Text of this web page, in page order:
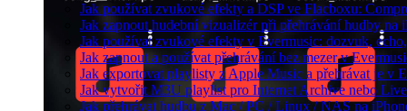
Jak používat zvukové efekty a DSP ve Flacboxu:
Jak zapnout hudební vizualizér při přehrávání hudby na
Jak používat zvukové efekty v Evermusic: dozvuk,
Jak zapnout a používat přehrávání bez mezer v
Jak exportovat playlisty z Apple Music a přehrávat je v
Jak vytvořit M3U playlist pro Internet Archive nebo
Jak přehrávat hudbu z Mac / PC / Linux / NAS na